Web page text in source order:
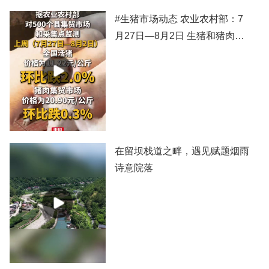
#生猪市场动态 农业农村部：7
月27日—8月2日 生猪和猪肉价
在留坝栈道之畔，遇见赋题烟雨
诗意院落